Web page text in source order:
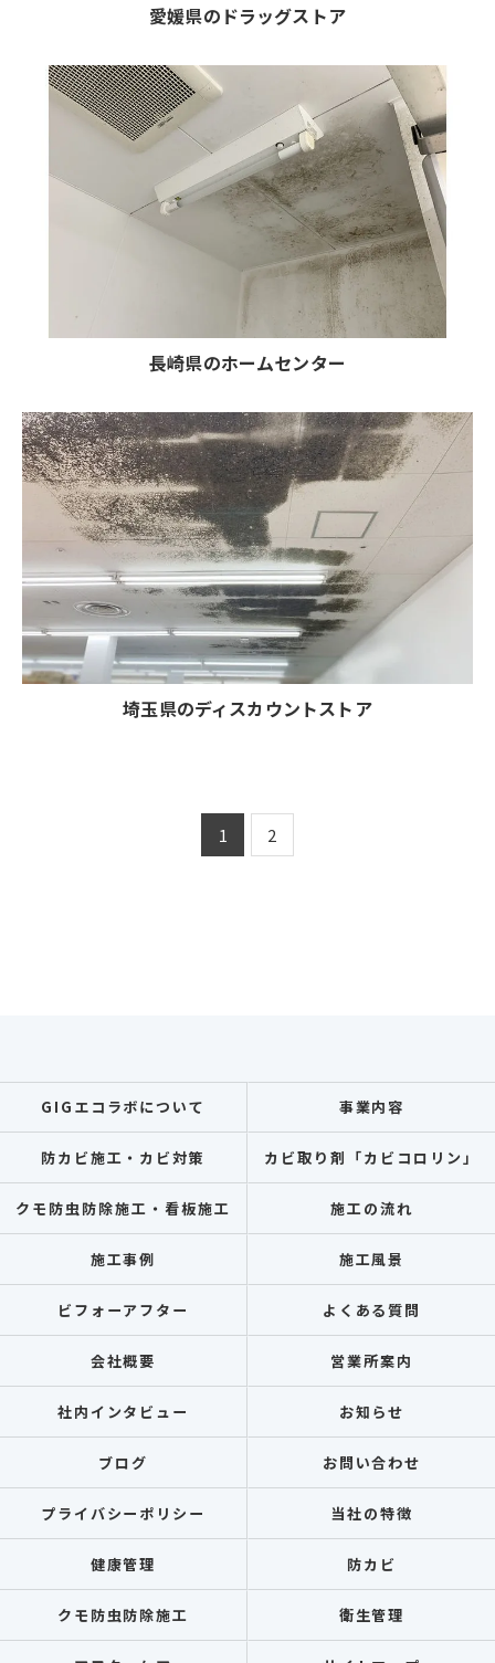
愛媛県のドラッグストア
長崎県のホームセンター
埼玉県のディスカウントストア
1 2
GIGエコラボについて 事業内容
防カビ施工・カビ対策 カビ取り剤「カビコロリン」
クモ防虫防除施工・看板施工 施工の流れ
施工事例 施工風景
ビフォーアフター よくある質問
会社概要 営業所案内
社内インタビュー お知らせ
ブログ お問い合わせ
プライバシーポリシー 当社の特徴
健康管理 防カビ
クモ防虫防除施工 衛生管理